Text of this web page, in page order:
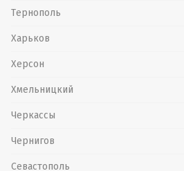
Тернополь
Харьков
Херсон
Хмельницкий
Черкассы
Чернигов
Севастополь